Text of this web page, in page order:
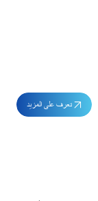
تعرف على المزيد